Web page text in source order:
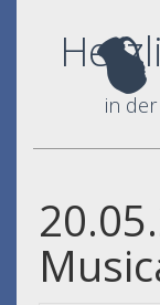
in